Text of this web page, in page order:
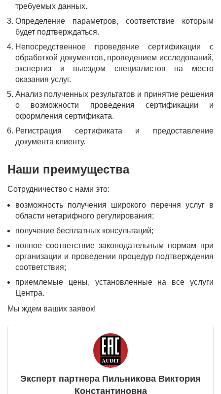
требуемых данных.
Определение параметров, соответствие которым
будет подтверждаться.
Непосредственное проведение сертификации с
обработкой документов, проведением исследований,
экспертиз и выездом специалистов на место
оказания услуг.
Анализ полученных результатов и принятие решения
о возможности проведения сертификации и
оформления сертификата.
Регистрация сертификата и предоставление
документа клиенту.
Наши преимущества
Сотрудничество с нами это:
возможность получения широкого перечня услуг в
области нетарифного регулирования;
получение бесплатных консультаций;
полное соответствие законодательным нормам при
организации и проведении процедур подтверждения
соответствия;
приемлемые цены, установленные на все услуги
Центра.
Мы ждем ваших заявок!
Эксперт партнера Пильникова Виктория
Константиновна